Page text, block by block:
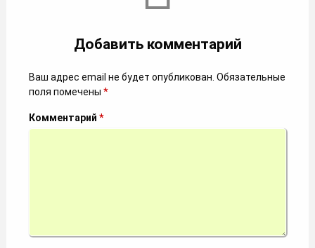
Добавить комментарий
Ваш адрес email не будет опубликован. Обязательные
поля помечены *
Комментарий *